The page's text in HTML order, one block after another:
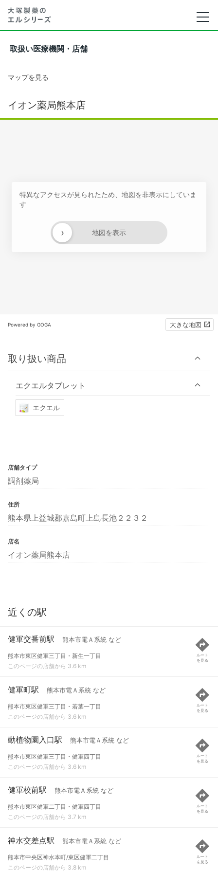
取扱い医療機関・店舗
マップを見る
イオン薬局熊本店
特異なアクセスが見られたため、地図を非表示にしていま
す
地図を表示
›
Powered by GOGA 大きな地図
取り扱い商品
エクエルタブレット
エクエル
店舗タイプ
調剤薬局
住所
熊本県上益城郡嘉島町上島長池２２３２
店名
イオン薬局熊本店
近くの駅
健軍交番前駅 熊本市電Ａ系統 など
熊本市東区健軍三丁目・新生一丁目
このページの店舗から 3.6 km
ルート
を見る
健軍町駅 熊本市電Ａ系統 など
熊本市東区健軍三丁目・若葉一丁目
このページの店舗から 3.6 km
ルート
を見る
動植物園入口駅 熊本市電Ａ系統 など
熊本市東区健軍三丁目・健軍四丁目
このページの店舗から 3.6 km
ルート
を見る
健軍校前駅 熊本市電Ａ系統 など
熊本市東区健軍二丁目・健軍四丁目
このページの店舗から 3.7 km
ルート
を見る
神水交差点駅 熊本市電Ａ系統 など
熊本市中央区神水本町/東区健軍二丁目
このページの店舗から 3.8 km
ルート
を見る